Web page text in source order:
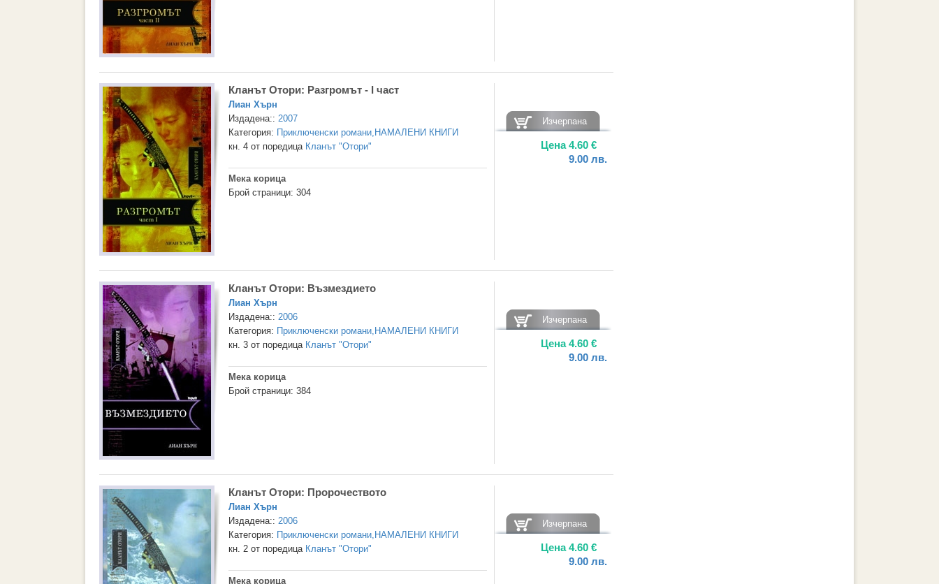
Кланът Отори: Разгромът - I част
Лиан Хърн
Издадена:: 2007
Категория: Приключенски романи, НАМАЛЕНИ КНИГИ
кн. 4 от поредица Кланът "Отори"
Мека корица
Брой страници: 304
Изчерпана
Цена4.60 €
9.00 лв.
Кланът Отори: Възмездието
Лиан Хърн
Издадена:: 2006
Категория: Приключенски романи, НАМАЛЕНИ КНИГИ
кн. 3 от поредица Кланът "Отори"
Мека корица
Брой страници: 384
Изчерпана
Цена4.60 €
9.00 лв.
Кланът Отори: Пророчеството
Лиан Хърн
Издадена:: 2006
Категория: Приключенски романи, НАМАЛЕНИ КНИГИ
кн. 2 от поредица Кланът "Отори"
Мека корица
Изчерпана
Цена4.60 €
9.00 лв.